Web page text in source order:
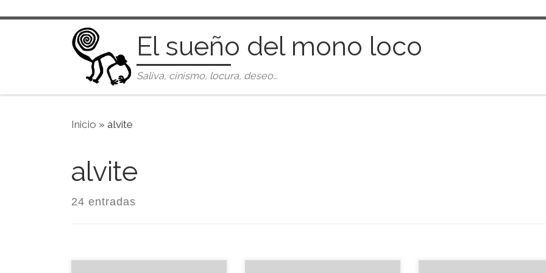
Saltar al contenido
El sueño del mono loco
Saliva, cinismo, locura, deseo…
Inicio » alvite
alvite
24 entradas